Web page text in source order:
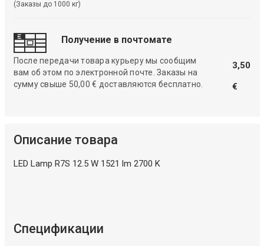
(Заказы до 1000 кг)
Получение в почтомате
После передачи товара курьеру мы сообщим
вам об этом по электронной почте. Заказы на
сумму свыше 50,00 € доставляются бесплатно.
3,50
€
Описание товара
LED Lamp R7S 12.5 W 1521 lm 2700 K
Спецификации